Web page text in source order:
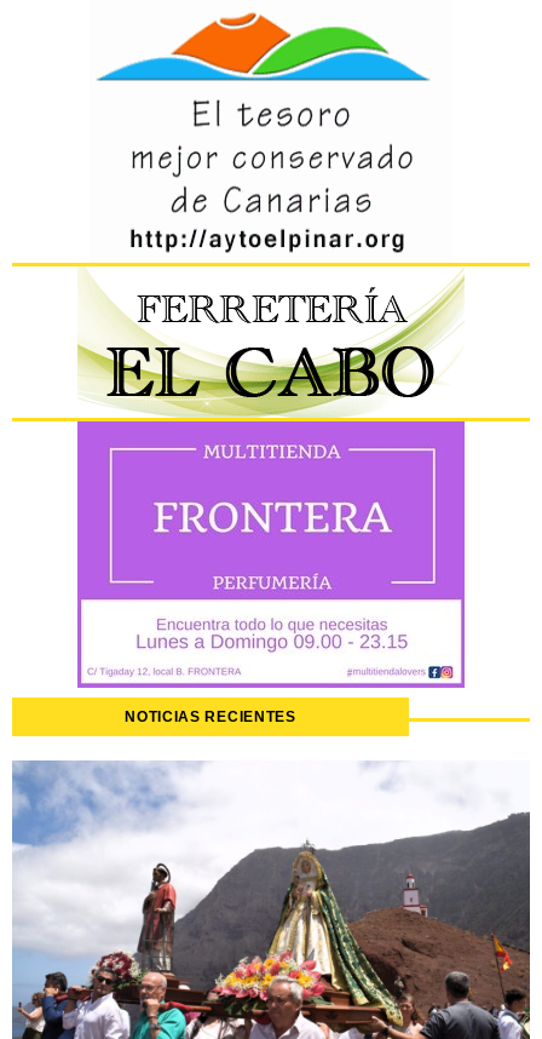
NOTICIAS RECIENTES